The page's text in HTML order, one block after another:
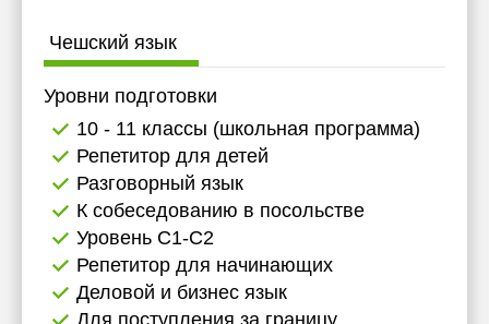
Чешский язык
Уровни подготовки
10 - 11 классы (школьная программа)
Репетитор для детей
Разговорный язык
К собеседованию в посольстве
Уровень C1-C2
Репетитор для начинающих
Деловой и бизнес язык
Для поступления за границу